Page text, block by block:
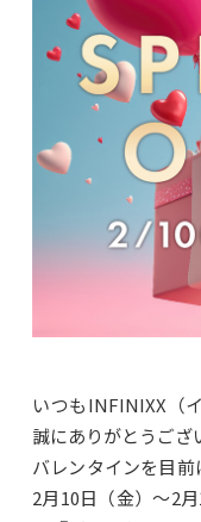
いつもINFINIXX（
誠にありがとうござ
バレンタインを目前
2月10日（金）～2